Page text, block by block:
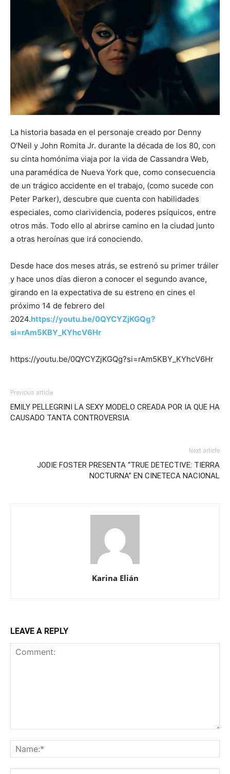
La historia basada en el personaje creado por Denny
O’Neil y John Romita Jr. durante la década de los 80, con
su cinta homónima viaja por la vida de Cassandra Web,
una paramédica de Nueva York que, como consecuencia
de un trágico accidente en el trabajo, (como sucede con
Peter Parker), descubre que cuenta con habilidades
especiales, como clarividencia, poderes psíquicos, entre
otros más. Todo ello al abrirse camino en la ciudad junto
a otras heroínas que irá conociendo.
Desde hace dos meses atrás, se estrenó su primer tráiler
y hace unos días dieron a conocer el segundo avance,
girando en la expectativa de su estreno en cines el
próximo 14 de febrero del
2024.https://youtu.be/0QYCYZjKGQg?
si=rAm5KBY_KYhcV6Hr
https://youtu.be/0QYCYZjKGQg?si=rAm5KBY_KYhcV6Hr
Previous article
EMILY PELLEGRINI LA SEXY MODELO CREADA POR IA QUE HA
CAUSADO TANTA CONTROVERSIA
Next article
JODIE FOSTER PRESENTA “TRUE DETECTIVE: TIERRA
NOCTURNA” EN CINETECA NACIONAL
Karina Elián
LEAVE A REPLY